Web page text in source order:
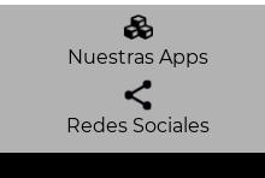
Nuestras Apps
Redes Sociales